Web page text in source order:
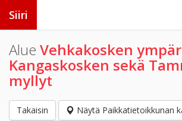
Siiri
Alue Vehkakosken
Kangaskosken sekä
myllyt
Takaisin Näytä Paikkatietoikkunan